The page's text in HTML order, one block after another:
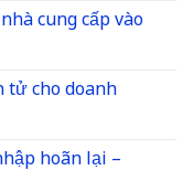
cung cấp vào
cho doanh
hoãn lại –